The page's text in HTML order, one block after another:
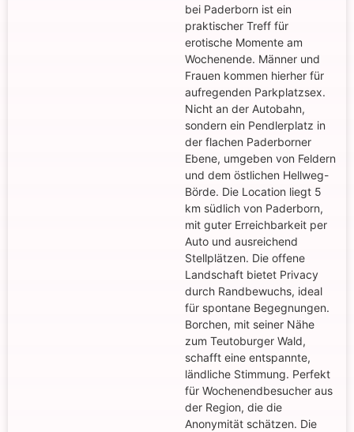
bei Paderborn ist ein
praktischer Treff für
erotische Momente am
Wochenende. Männer und
Frauen kommen hierher für
aufregenden Parkplatzsex.
Nicht an der Autobahn,
sondern ein Pendlerplatz in
der flachen Paderborner
Ebene, umgeben von Feldern
und dem östlichen Hellweg-
Börde. Die Location liegt 5
km südlich von Paderborn,
mit guter Erreichbarkeit per
Auto und ausreichend
Stellplätzen. Die offene
Landschaft bietet Privacy
durch Randbewuchs, ideal
für spontane Begegnungen.
Borchen, mit seiner Nähe
zum Teutoburger Wald,
schafft eine entspannte,
ländliche Stimmung. Perfekt
für Wochenendbesucher aus
der Region, die die
Anonymität schätzen. Die